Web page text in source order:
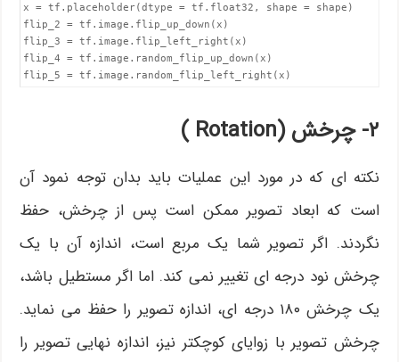
x = tf.placeholder(dtype = tf.float32, shape = shape)
flip_2 = tf.image.flip_up_down(x)
flip_3 = tf.image.flip_left_right(x)
flip_4 = tf.image.random_flip_up_down(x)
flip_5 = tf.image.random_flip_left_right(x)
۲- چرخش (Rotation )
نکته ای که در مورد این عملیات باید بدان توجه نمود آن
است که ابعاد تصویر ممکن است پس از چرخش، حفظ
نگردند. اگر تصویر شما یک مربع است، اندازه آن با یک
چرخش نود درجه ای تغییر نمی کند. اما اگر مستطیل باشد،
یک چرخش ۱۸۰ درجه ای، اندازه تصویر را حفظ می نماید.
چرخش تصویر با زوایای کوچکتر نیز، اندازه نهایی تصویر را